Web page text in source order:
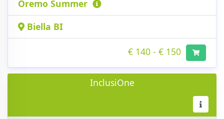
Oremo Summer
Biella BI
€ 140 - € 150
InclusiOne